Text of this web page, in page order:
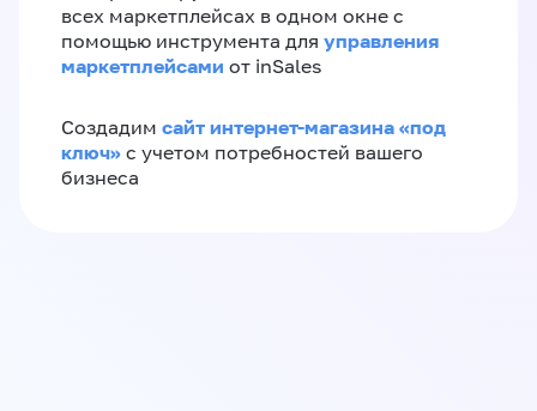
всех маркетплейсах в одном окне с
помощью инструмента для управления
маркетплейсами от inSales
Создадим сайт интернет-магазина «под
ключ» с учетом потребностей вашего
бизнеса